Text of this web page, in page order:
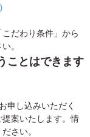
だわり条件」から
。
ことはできます
申し込みいただく
案いたします。情
さい。